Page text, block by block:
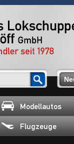
Modellautos
Flugzeuge